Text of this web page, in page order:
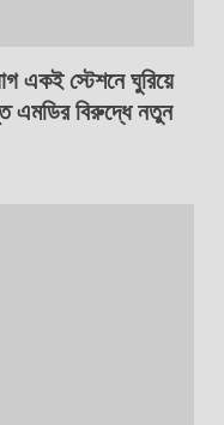
একই স্টেশনে ঘুরিয়ে
এমডির বিরুদ্ধে নতুন